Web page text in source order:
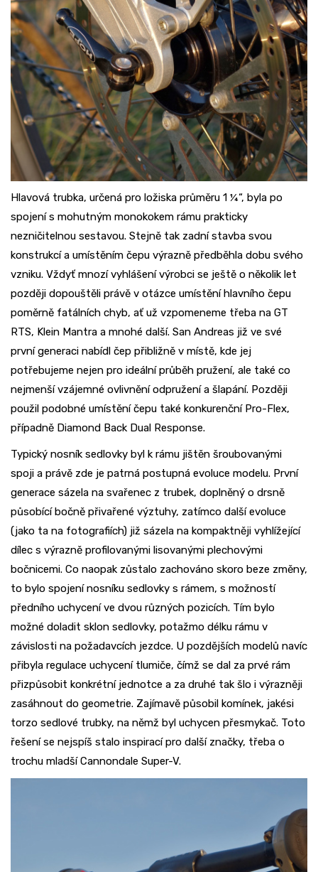
Hlavová trubka, určená pro ložiska průměru 1 ¼“, byla po
spojení s mohutným monokokem rámu prakticky
nezničitelnou sestavou. Stejně tak zadní stavba svou
konstrukcí a umístěním čepu výrazně předběhla dobu svého
vzniku. Vždyť mnozí vyhlášení výrobci se ještě o několik let
později dopouštěli právě v otázce umístění hlavního čepu
poměrně fatálních chyb, ať už vzpomeneme třeba na GT
RTS, Klein Mantra a mnohé další. San Andreas již ve své
první generaci nabídl čep přibližně v místě, kde jej
potřebujeme nejen pro ideální průběh pružení, ale také co
nejmenší vzájemné ovlivnění odpružení a šlapání. Později
použil podobné umístění čepu také konkurenční Pro-Flex,
případně Diamond Back Dual Response.
Typický nosník sedlovky byl k rámu jištěn šroubovanými
spoji a právě zde je patrná postupná evoluce modelu. První
generace sázela na svařenec z trubek, doplněný o drsně
působící bočně přivařené výztuhy, zatímco další evoluce
(jako ta na fotografiích) již sázela na kompaktněji vyhlížející
dílec s výrazně profilovanými lisovanými plechovými
bočnicemi. Co naopak zůstalo zachováno skoro beze změny,
to bylo spojení nosníku sedlovky s rámem, s možností
předního uchycení ve dvou různých pozicích. Tím bylo
možné doladit sklon sedlovky, potažmo délku rámu v
závislosti na požadavcích jezdce. U pozdějších modelů navíc
přibyla regulace uchycení tlumiče, čímž se dal za prvé rám
přizpůsobit konkrétní jednotce a za druhé tak šlo i výrazněji
zasáhnout do geometrie. Zajímavě působil komínek, jakési
torzo sedlové trubky, na němž byl uchycen přesmykač. Toto
řešení se nejspíš stalo inspirací pro další značky, třeba o
trochu mladší Cannondale Super-V.